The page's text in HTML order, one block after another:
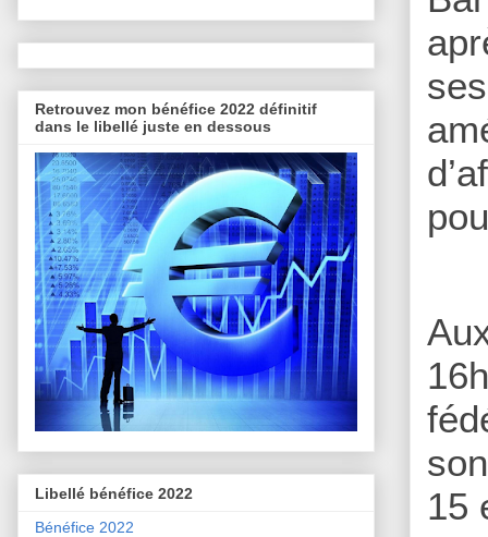
15
Retrouvez mon bénéfice 2022 définitif
dans le libellé juste en dessous
Libellé bénéfice 2022
Bénéfice 2022